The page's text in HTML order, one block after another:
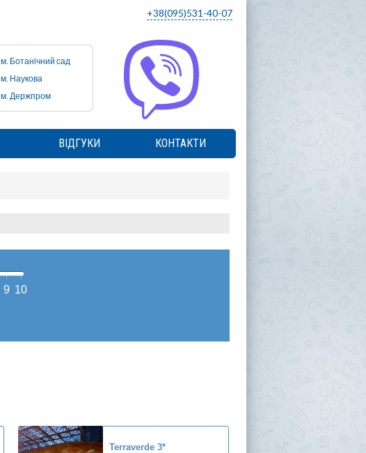
+38(095)531-40-07
м. Ботанічний сад
м. Наукова
м. Держпром
ВІДГУКИ КОНТАКТИ
9 10
Terraverde 3*